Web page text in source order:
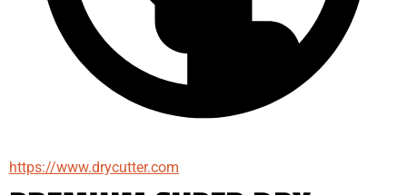
https://www.drycutter.com